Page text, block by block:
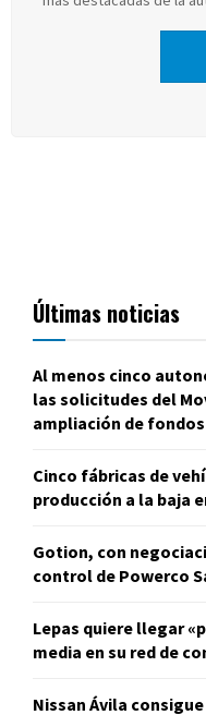
Últimas noticias
Al menos cinco
las solicitudes del
ampliación de fondos
Cinco fábricas de
producción a la baja
Gotion, con
control de Powerco
Lepas quiere llegar
media en su red de
Nissan Ávila